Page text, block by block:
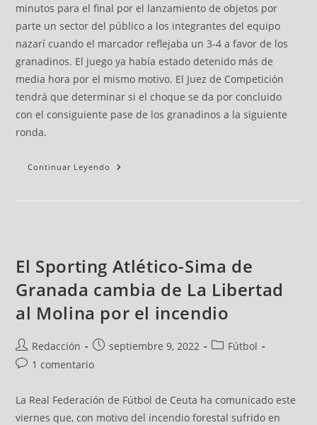
minutos para el final por el lanzamiento de objetos por
parte un sector del público a los integrantes del equipo
nazarí cuando el marcador reflejaba un 3-4 a favor de los
granadinos. El juego ya había estado detenido más de
media hora por el mismo motivo. El Juez de Competición
tendrá que determinar si el choque se da por concluido
con el consiguiente pase de los granadinos a la siguiente
ronda.
Continuar Leyendo
El Sporting Atlético-Sima de
Granada cambia de La Libertad
al Molina por el incendio
Redacción septiembre 9, 2022
Fútbol
1 comentario
La Real Federación de Fútbol de Ceuta ha comunicado este
viernes que, con motivo del incendio forestal sufrido en